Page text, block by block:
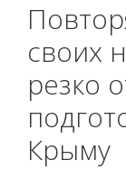
своих
резко
Крыму